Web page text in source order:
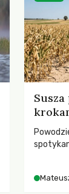
SGGW.